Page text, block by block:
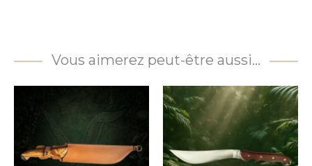
Vous aimerez peut-être aussi…